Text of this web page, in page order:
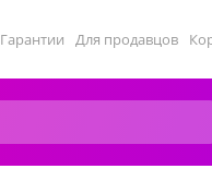
Гарантии Для продавцов